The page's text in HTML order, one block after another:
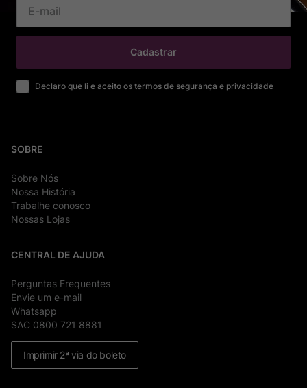
Cadastrar
Declaro que li e aceito os termos de segurança e privacidade
SOBRE
Sobre Nós
Nossa História
Trabalhe conosco
Nossas Lojas
CENTRAL DE AJUDA
Perguntas Frequentes
Envie um e-mail
Whatsapp
SAC 0800 721 8881
Imprimir 2ª via do boleto